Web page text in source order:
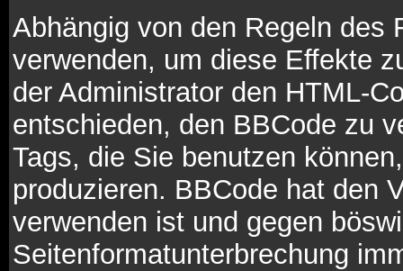
Abhängig von den Regeln des
verwenden, um diese Effekte
der Administrator den HTML-
entschieden, den BBCode zu
Tags, die Sie benutzen
produzieren. BBCode hat den
verwenden ist und gegen
Seitenformatunterbrechung